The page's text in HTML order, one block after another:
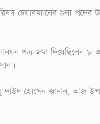
চেয়ারম্যানের শুন্য পদের
পত্র জমা দিয়েছিলেন ৮
হোসেন জানান, আজ উপ-